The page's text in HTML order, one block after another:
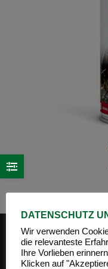
PRODUKT-
DATENSCHUTZ
Wir verwenden
die relevanteste
Ihre Vorlieben
Klicken auf